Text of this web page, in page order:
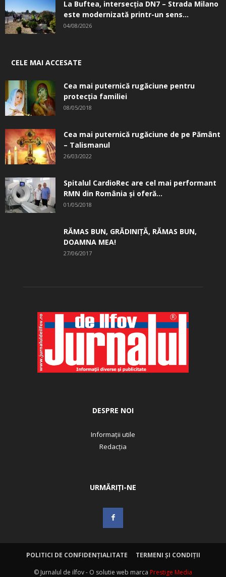
La Buftea, intersecţia DN7 – Strada Milano
este modernizată printr-un sens...
04/08/2026
CELE MAI ACCESATE
Cea mai puternică rugăciune pentru
protecția familiei
08/05/2018
Cea mai puternică rugăciune de pe Pământ
– Talismanul
26/03/2022
Spitalul CardioRec are cel mai performant
RMN din România și oferă...
01/05/2018
RĂMAS BUN, GRĂDINIŢĂ, ­RĂMAS BUN,
DOAMNA MEA!
27/06/2017
DESPRE NOI
Informații utile
Redacția
URMĂRIȚI-NE
POLITICI DE CONFIDENȚIALITATE
TERMENI ȘI CONDIȚII
© Jurnalul de ilfov - O solutie web marca Prestige Media